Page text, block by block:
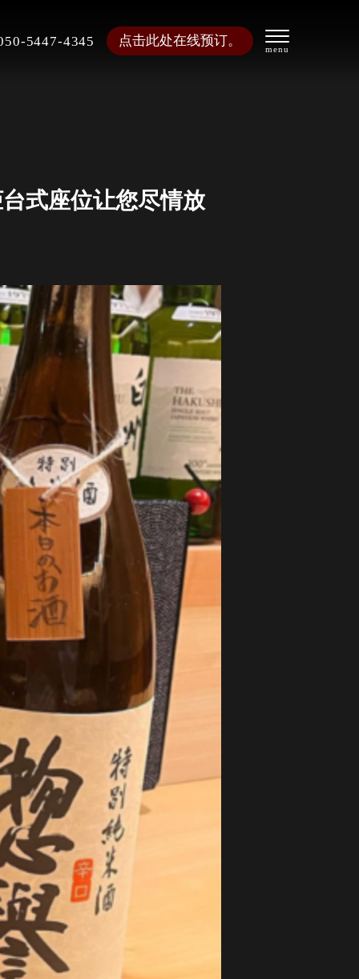
5447-4345 点击此处在线预订。
式座位让您尽情放